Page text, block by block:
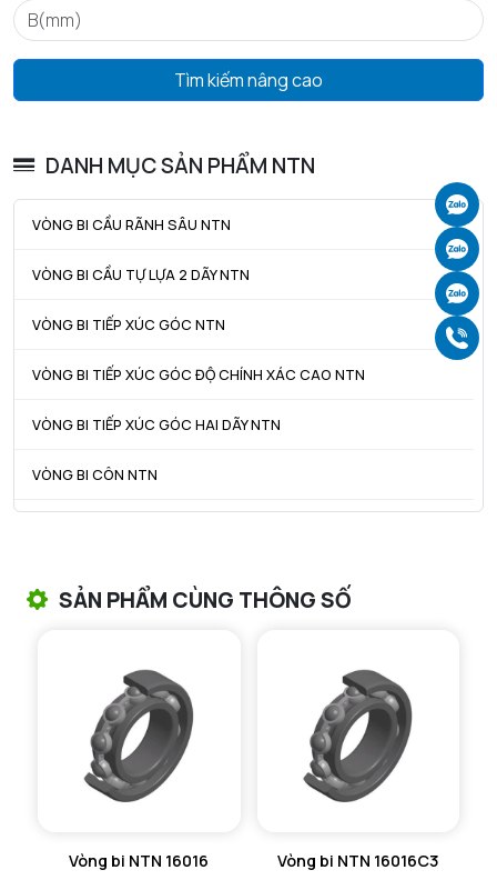
Tìm kiếm nâng cao
DANH MỤC SẢN PHẨM NTN
VÒNG BI CẦU RÃNH SÂU NTN
VÒNG BI CẦU TỰ LỰA 2 DÃY NTN
VÒNG BI TIẾP XÚC GÓC NTN
VÒNG BI TIẾP XÚC GÓC ĐỘ CHÍNH XÁC CAO NTN
VÒNG BI TIẾP XÚC GÓC HAI DÃY NTN
VÒNG BI CÔN NTN
VÒNG BI KIM NTN
VÒNG BI CHẶN TRỤC NTN
VÒNG BI LĂN TRỤ ĐẨY NTN
GỐI ĐỠ 2 NỬA NTN
ra max - Bán kính góc lượn tối đa trục & vỏ
SẢN PHẨM CÙNG THÔNG SỐ
Vòng bi NTN 16016 Vòng bi NTN 16016C3